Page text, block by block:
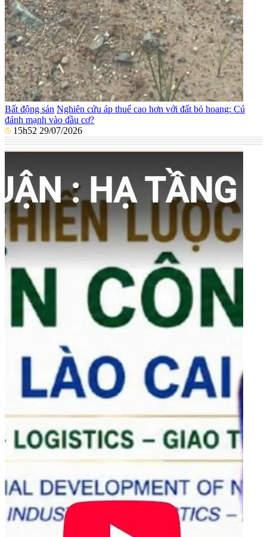
Bất động sản Nghiên cứu áp thuế cao hơn với đất bỏ hoang: Cú
đánh mạnh vào đầu cơ?
15h52 29/07/2026